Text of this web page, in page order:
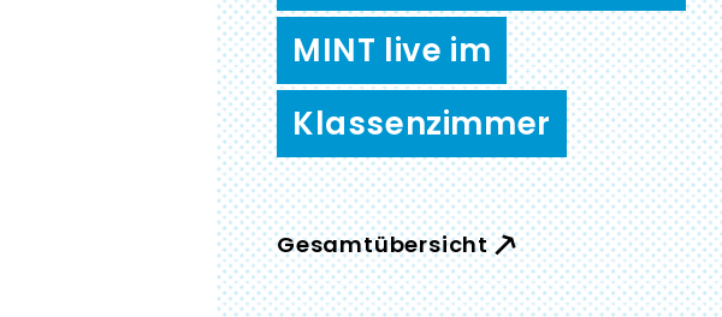
MINT live im
Klassenzimmer
Gesamtübersicht